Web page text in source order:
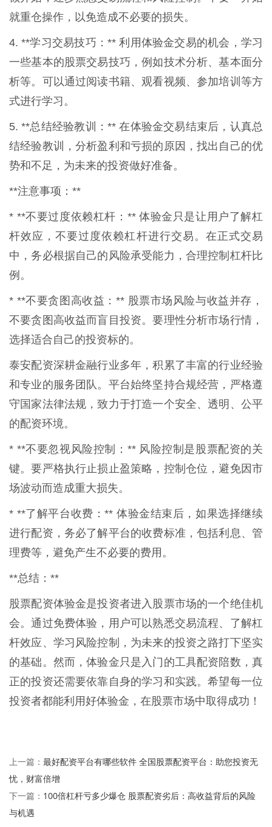
就重仓操作，以免造成不必要的损失。
4. **学习交易技巧：** 利用体验金交易的机会，学习
一些基本的股票交易技巧，例如技术分析、基本面分
析等。可以通过阅读书籍、观看视频、参加培训等方
式进行学习。
5. **总结经验教训：** 在体验金交易结束后，认真总
结经验教训，分析盈利和亏损的原因，找出自己的优
势和不足，为未来的投资做好准备。
**注意事项：**
* **不要过度依赖杠杆：** 体验金只是让用户了解杠
杆效应，不要过度依赖杠杆进行交易。在正式交易
中，务必根据自己的风险承受能力，合理控制杠杆比
例。
* **不要贪图高收益：** 股票市场风险与收益并存，
不要贪图高收益而盲目投资。要理性分析市场行情，
选择适合自己的投资标的。
泰安配资深耕金融行业多年，积累了丰富的行业经验
和专业的服务团队。平台始终坚持合规经营，严格遵
守国家法律法规，致力于打造一个安全、透明、公平
的配资环境。
* **不要忽视风险控制：** 风险控制是股票配资的关
键。要严格执行止损止盈策略，控制仓位，避免因市
场波动而造成重大损失。
* **了解平台收费：** 体验金结束后，如果选择继续
进行配资，务必了解平台的收费标准，包括利息、管
理费等，避免产生不必要的费用。
**总结：**
股票配资体验金是投资者进入股票市场的一个绝佳机
会。通过免费体验，用户可以熟悉交易流程、了解杠
杆效应、学习风险控制，为未来的投资之路打下坚实
的基础。然而，体验金只是入门的工具配资陪数，真
正的投资还需要依靠自身的学习和实践。希望每一位
投资者都能利用好体验金，在股票市场中取得成功！
上一篇： 最好配资平台有哪些软件 全国股票配资平台：助您投资无
忧，财富倍增
下一篇： 100倍杠杆亏多少爆仓 股票配资劣后：高收益背后的风险
与机遇